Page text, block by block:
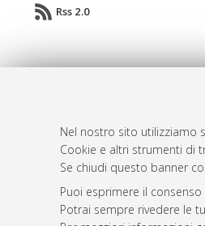
Nel nostro sito utilizziamo
Cookie e altri strumenti di
Se chiudi questo banner
Puoi esprimere il
Potrai sempre rivedere le
Rss 2.0
© ALMA